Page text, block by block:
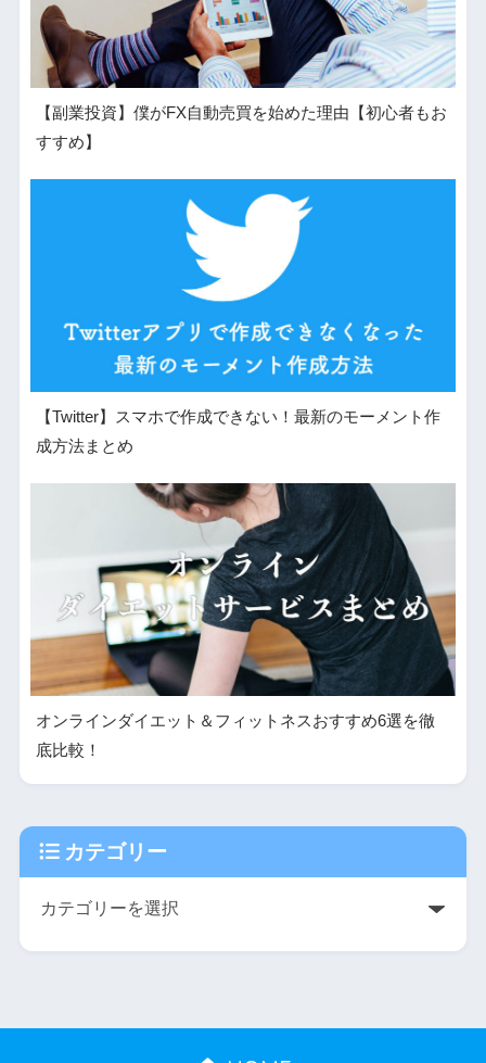
【副業投資】僕がFX自動売買を始めた理由【初心者もお
すすめ】
【Twitter】スマホで作成できない！最新のモーメント作
成方法まとめ
オンラインダイエット＆フィットネスおすすめ6選を徹
底比較！
カテゴリー